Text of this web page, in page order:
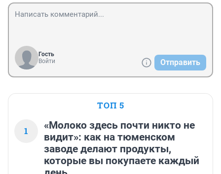
Гость
Войти
Отправить
ТОП 5
1
«Молоко здесь почти никто не
видит»: как на тюменском
заводе делают продукты,
которые вы покупаете каждый